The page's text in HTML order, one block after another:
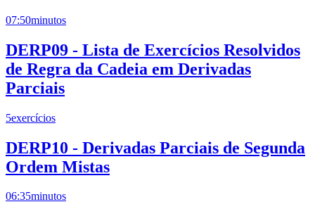
07:50minutos
DERP09 - Lista de Exercícios Resolvidos
de Regra da Cadeia em Derivadas
Parciais
5exercícios
DERP10 - Derivadas Parciais de Segunda
Ordem Mistas
06:35minutos